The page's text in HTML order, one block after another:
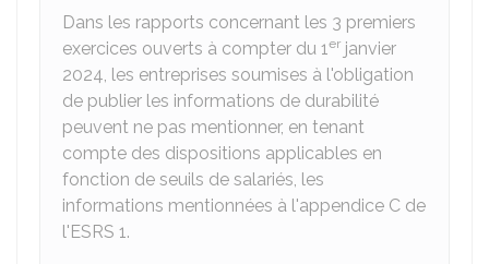
Dans les rapports concernant les 3 premiers
exercices ouverts à compter du 1er janvier
2024, les entreprises soumises à l'obligation
de publier les informations de durabilité
peuvent ne pas mentionner, en tenant
compte des dispositions applicables en
fonction de seuils de salariés, les
informations mentionnées à l'appendice C de
l'ESRS 1.